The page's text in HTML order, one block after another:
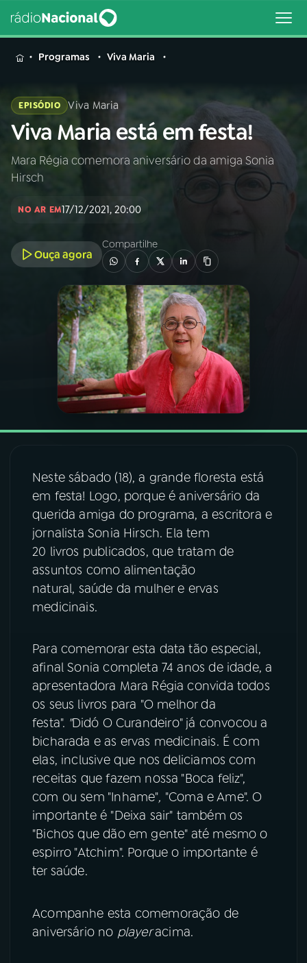
MENU
Buscar
na
Rádio
Nacional
Buscar
AO VIVO
INÍCIO
A RÁDIO
PROGRAMAÇÃO
PROGRAMAS
05PODCASTS
06VIDEOCASTS
07ÚLTIMAS
08 FESTIVAL DE MÚSICA
ACOMPANHE A RÁDIO NACIONAL
Instagram X
TikTok
Programas Viva Maria
EPISÓDIO Viva Maria
Viva Maria está em festa!
Mara Régia comemora aniversário da amiga Sonia
Hirsch
NO AR EM17/12/2021, 20:00
Ouça agora
Compartilhe
Neste sábado (18), a grande floresta está
em festa! Logo, porque é aniversário da
querida amiga do programa, a escritora e
jornalista Sonia Hirsch. Ela tem
20 livros publicados, que tratam de
assuntos como alimentação
natural, saúde da mulher e ervas
medicinais.
Para comemorar esta data tão especial,
afinal Sonia completa 74 anos de idade, a
apresentadora Mara Régia convida todos
os seus livros para "O melhor da
festa". "Didó O Curandeiro" já convocou a
bicharada e as ervas medicinais. É com
elas, inclusive que nos deliciamos com
receitas que fazem nossa "Boca feliz",
com ou sem "Inhame", "Coma e Ame". O
importante é "Deixa sair" também os
"Bichos que dão em gente" até mesmo o
espirro "Atchim". Porque o importante é
ter saúde.
Acompanhe esta comemoração de
aniversário no playeracima.